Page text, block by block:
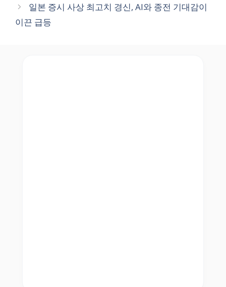
일본 증시 사상 최고치 경신, AI와 종전 기대감이
이끈 급등